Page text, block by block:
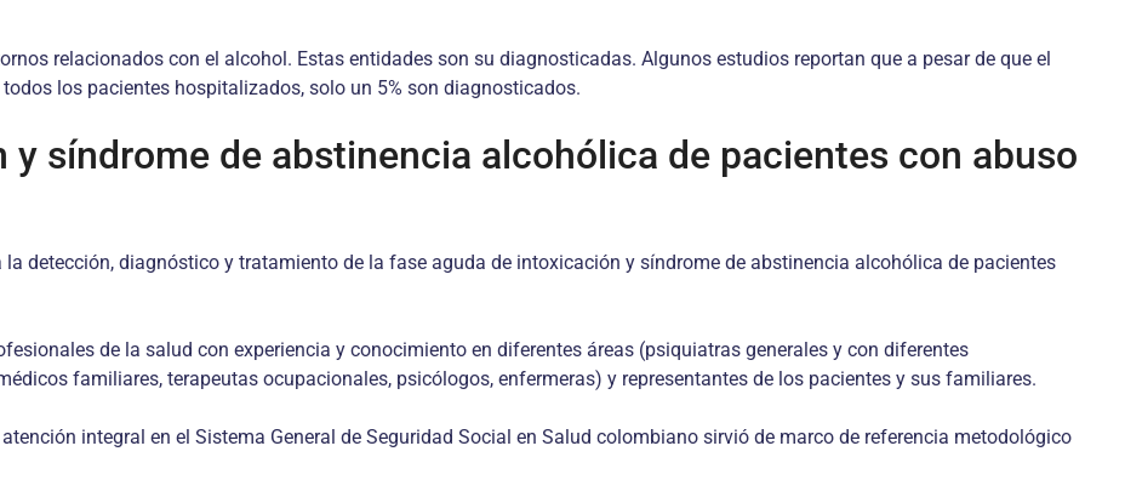
relacio­nados con el alcohol. Estas entidades son su diagnosticadas. Algunos estudios reportan que a pesar de que el
los pacientes hospitalizados, solo un 5% son diagnosticados.
y síndrome de abstinencia alcohólica de pacientes con abuso
detección, diagnóstico y tratamiento de la fase aguda de intoxicación y síndrome de abstinencia alcohólica de pacientes
de la salud con experiencia y conocimiento en diferentes áreas (psiquiatras generales y con diferentes
familiares, terapeutas ocupacionales, psicólogos, enfermeras) y representantes de los pacientes y sus familiares.
integral en el Sistema General de Seguridad Social en Salud colombiano sirvió de marco de referencia metodológico